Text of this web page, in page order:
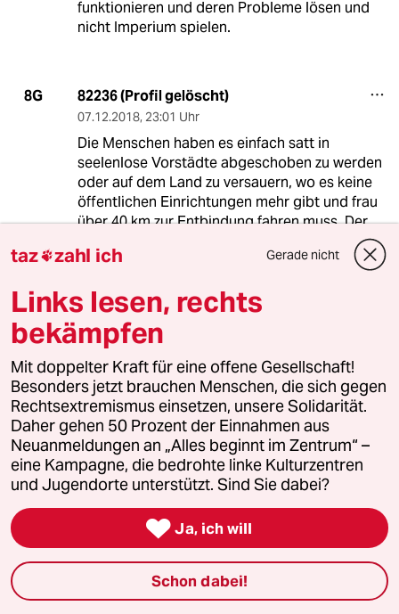
funktionieren und deren Probleme lösen und
nicht Imperium spielen.
8G 82236 (Profil gelöscht)
07.12.2018, 23:01 Uhr
Die Menschen haben es einfach satt in
seelenlose Vorstädte abgeschoben zu werden
oder auf dem Land zu versauern, wo es keine
öffentlichen Einrichtungen mehr gibt und frau
über 40 km zur Entbindung fahren muss. Der
Berufsstand mit der höchsten Selbstmordrate
sind die Bauern. Ja das gesunde Landleben,
aus dem 6. Arrondissement.
RG Reinhardt Gutsche
07.12.2018,22:19 Uhr
Die Gelbwesten - die Sansculotten von heute?
Nach dem bemerkenswerten Interview mit
Annie Ernaux,der wohl bedeutendsten
zeitgenössischen francophonen
Schriftstellerinn, heute in der „Zeit“ nun auch in
der Taz eine Darstellung des Volksaufstandes
der Opfer des Liberalismus in Frankreich, die
nicht nur ohne die Schandvokabel
„Populismus“ auskommt, sondern sehr
plausibel die Tiefenstrukturen des Konflikts
taz zahl ich Gerade nicht
Links lesen, rechts
bekämpfen
Mit doppelter Kraft für eine offene Gesellschaft!
Besonders jetzt brauchen Menschen, die sich gegen
Rechtsextremismus einsetzen, unsere Solidarität.
Daher gehen 50 Prozent der Einnahmen aus
Neuanmeldungen an „Alles beginnt im Zentrum“ –
eine Kampagne, die bedrohte linke Kulturzentren
und Jugendorte unterstützt. Sind Sie dabei?
 Ja, ich will
Schon dabei!